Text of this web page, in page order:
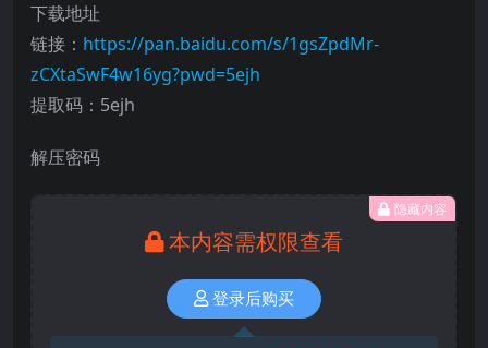
下载地址
链接： https://pan.baidu.com/s/1gsZpdMr-
zCXtaSwF4w16yg?pwd=5ejh
提取码：5ejh
解压密码
隐藏内容
本内容需权限查看
登录后购买